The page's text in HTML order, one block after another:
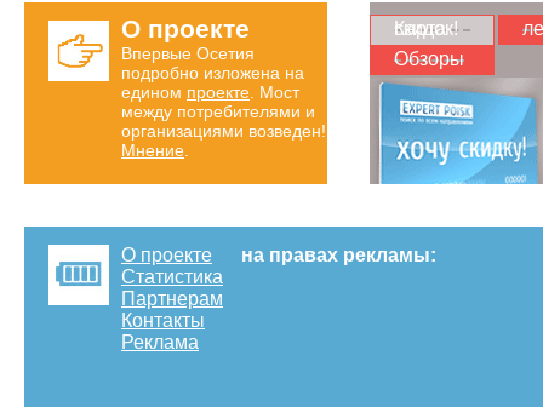
О проекте
Впервые Осетия
подробно изложена на
едином проекте . Мост
между потребителями и
организациями возведен!
Мнение
Карта скидок!
Обзоры
О проекте
Статистика
Партнерам
Контакты
Реклама
на правах рекламы: